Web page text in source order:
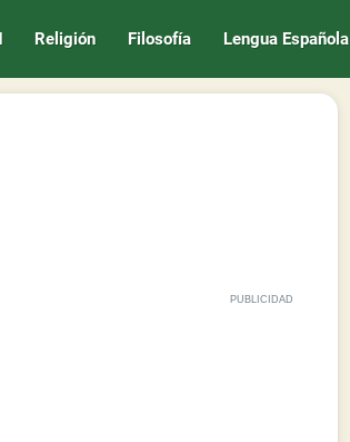
Religión Filosofía Lengua Española